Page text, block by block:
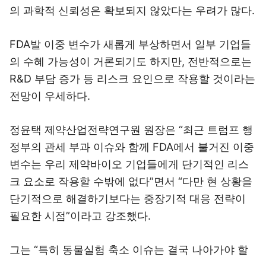
의 과학적 신뢰성은 확보되지 않았다는 우려가 많다.
FDA발 이중 변수가 새롭게 부상하면서 일부 기업들
의 수혜 가능성이 거론되기도 하지만, 전반적으로는
R&D 부담 증가 등 리스크 요인으로 작용할 것이라는
전망이 우세하다.
정윤택 제약산업전략연구원 원장은 “최근 트럼프 행
정부의 관세 부과 이슈와 함께 FDA에서 불거진 이중
변수는 우리 제약바이오 기업들에게 단기적인 리스
크 요소로 작용할 수밖에 없다”면서 “다만 현 상황을
단기적으로 해결하기보다는 중장기적 대응 전략이
필요한 시점”이라고 강조했다.
그는 “특히 동물실험 축소 이슈는 결국 나아가야 할